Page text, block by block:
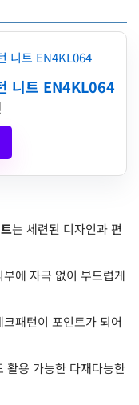
니트 EN4KL064
는 세련된 디자인과 편
에 자극 없이 부드럽게
패턴이 포인트가 되어
활용 가능한 다재다능한